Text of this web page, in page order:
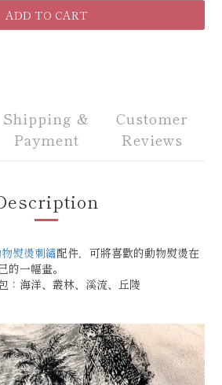
ADD TO CART
Shipping &
Payment
Customer
Reviews
熨燙刺繡配件，可將喜歡的動物熨燙在
的一幅畫。
：海洋、叢林、溪流、丘陵